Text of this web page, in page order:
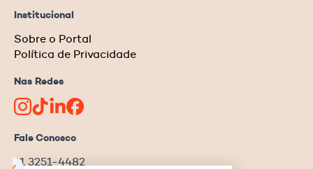
Institucional
Sobre o Portal
Política de Privacidade
Nas Redes
Fale Conosco
11 3251-4482